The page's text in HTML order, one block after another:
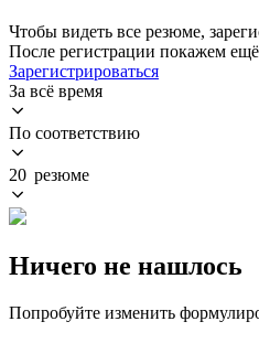
Чтобы видеть все резюме,
После регистрации покажем
Зарегистрироваться
За всё время
По соответствию
20 резюме
Ничего не нашлось
Попробуйте изменить